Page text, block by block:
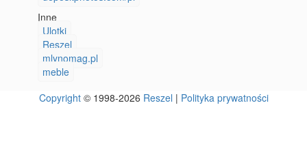
Inne
Ulotki
Reszel
mlynomag.pl
meble
Copyright© 1998-2026 Reszel | Polityka prywatności